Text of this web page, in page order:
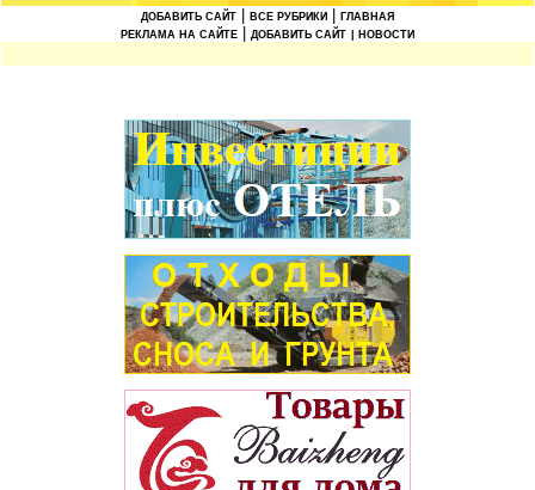
ДОБАВИТЬ САЙТ ВСЕ РУБРИКИ
ГЛАВНАЯ
РЕКЛАМА НА САЙТЕ
ДОБАВИТЬ САЙТ | НОВОСТИ